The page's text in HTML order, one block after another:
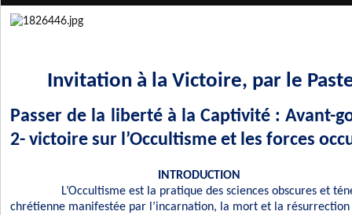
Invitation à la Victoire, par le
Passer de la liberté à la Captivité : Avant-
2- victoire sur l’Occultisme et les forces
INTRODUCTION
L’Occultisme est la pratique des sciences obscures et
chrétienne manifestée par l’incarnation, la mort et la résurrection